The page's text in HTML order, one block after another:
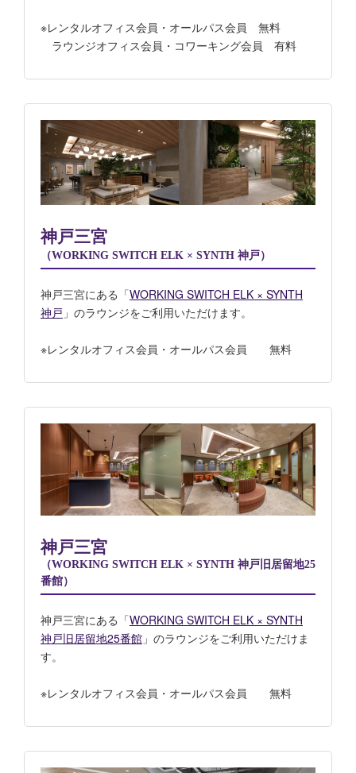
※レンタルオフィス会員・オールパス会員 無料
ラウンジオフィス会員・コワーキング会員 有料
神戸三宮
（WORKING SWITCH ELK × SYNTH 神戸）
神戸三宮にある「WORKING SWITCH ELK × SYNTH
神戸 」のラウンジをご利用いただけます。
※レンタルオフィス会員・オールパス会員 無料
神戸三宮
（WORKING SWITCH ELK × SYNTH 神戸旧居留地25
番館）
神戸三宮にある「WORKING SWITCH ELK × SYNTH
神戸旧居留地25番館 」のラウンジをご利用いただけま
す。
※レンタルオフィス会員・オールパス会員 無料